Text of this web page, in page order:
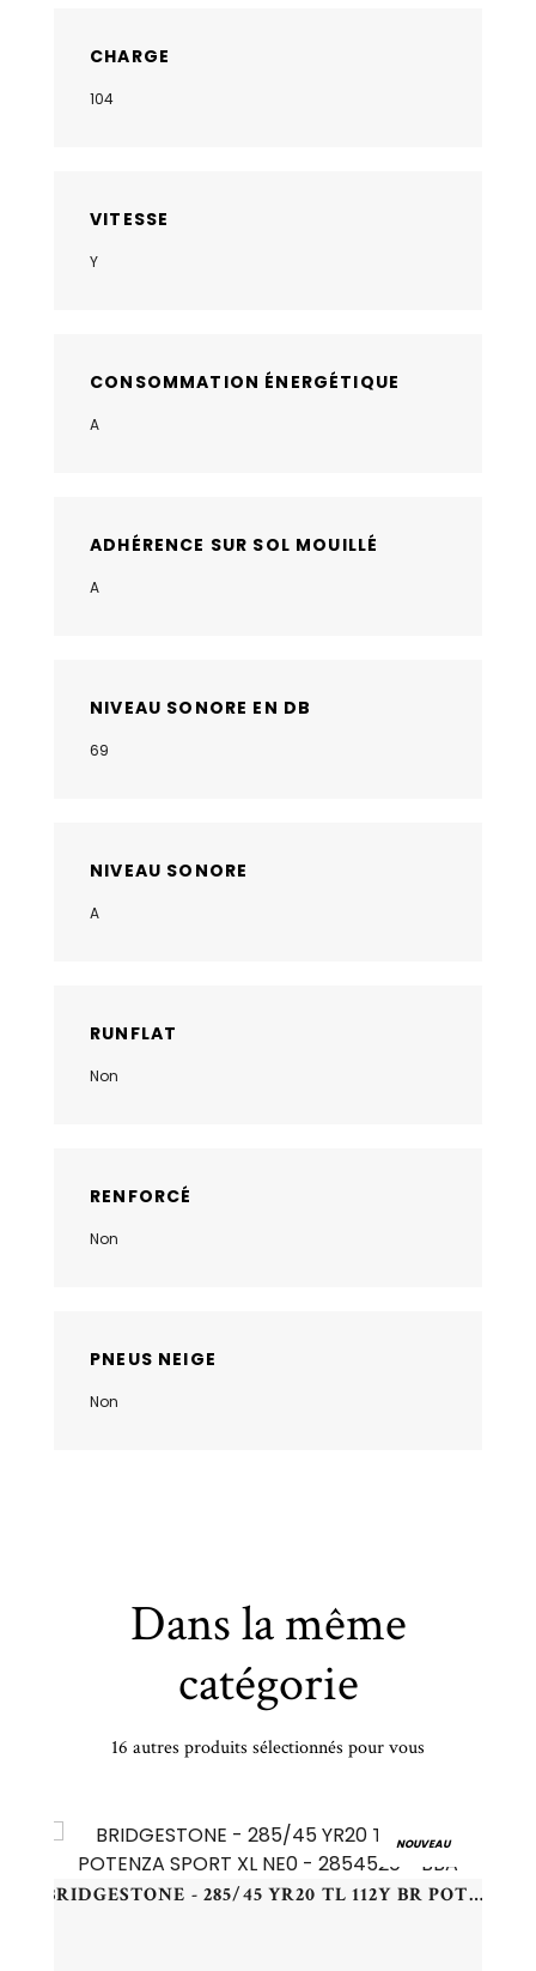
CHARGE
104
VITESSE
Y
CONSOMMATION ÉNERGÉTIQUE
A
ADHÉRENCE SUR SOL MOUILLÉ
A
NIVEAU SONORE EN DB
69
NIVEAU SONORE
A
RUNFLAT
Non
RENFORCÉ
Non
PNEUS NEIGE
Non
Dans la même
catégorie
16 autres produits sélectionnés pour vous
NOUVEAU
BRIDGESTONE - 285/45 YR20 TL 112Y BR POTENZA SPORT XL NE0 - 2854520 - BBA